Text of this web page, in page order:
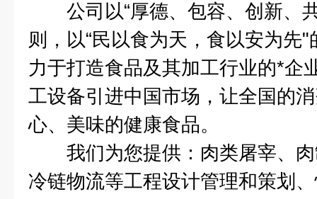
公司以“厚德、包容、创新、
则，以“民以食为天，食以安为先
力于打造食品及其加工行业的*企
工设备引进中国市场，让全国的
心、美味的健康食品。
我们为您提供：肉类屠宰、肉
冷链物流等工程设计管理和策划